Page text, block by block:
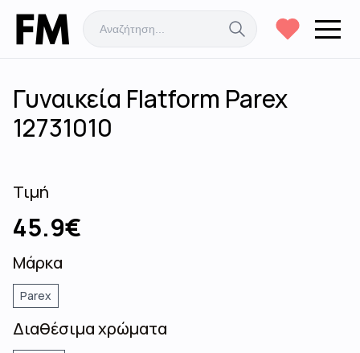
Γυναικεία Flatform Parex
12731010
Τιμή
45.9€
Μάρκα
Parex
Διαθέσιμα χρώματα